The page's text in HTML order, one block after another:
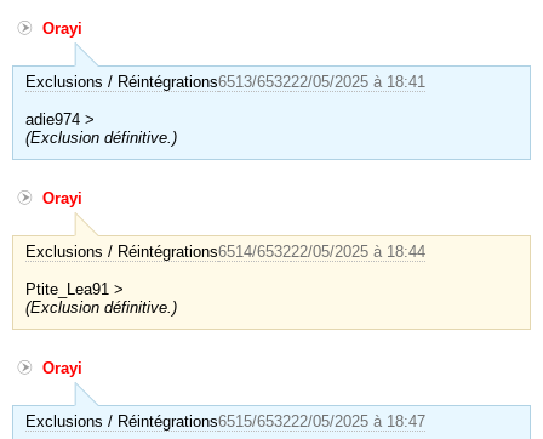
Orayi
Exclusions / Réintégrations6513/653222/05/2025 à 18:41
adie974 >
(Exclusion définitive.)
Orayi
Exclusions / Réintégrations6514/653222/05/2025 à 18:44
Ptite_Lea91 >
(Exclusion définitive.)
Orayi
Exclusions / Réintégrations6515/653222/05/2025 à 18:47